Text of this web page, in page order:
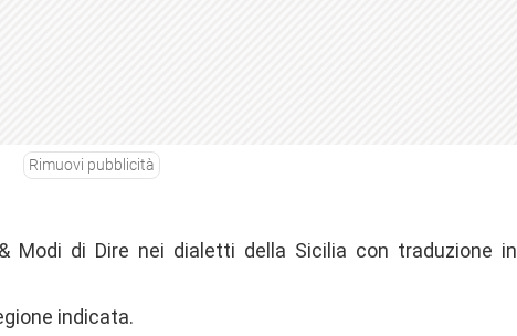
Rimuovi pubblicità
Modi di Dire nei dialetti della Sicilia con traduzione in
indicata.